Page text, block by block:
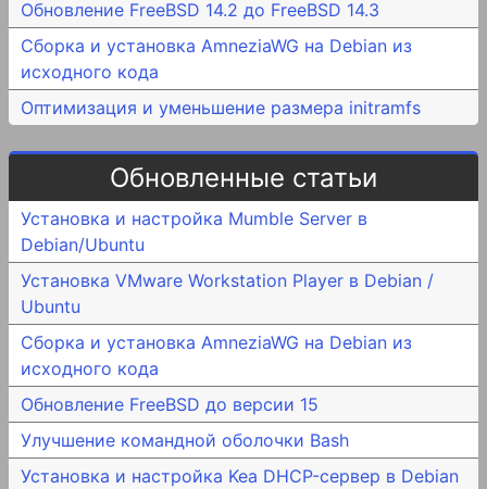
Обновление FreeBSD 14.2 до FreeBSD 14.3
Сборка и установка AmneziaWG на Debian из
исходного кода
Оптимизация и уменьшение размера initramfs
Обновленные статьи
Установка и настройка Mumble Server в
Debian/Ubuntu
Установка VMware Workstation Player в Debian /
Ubuntu
Сборка и установка AmneziaWG на Debian из
исходного кода
Обновление FreeBSD до версии 15
Улучшение командной оболочки Bash
Установка и настройка Kea DHCP-сервер в Debian